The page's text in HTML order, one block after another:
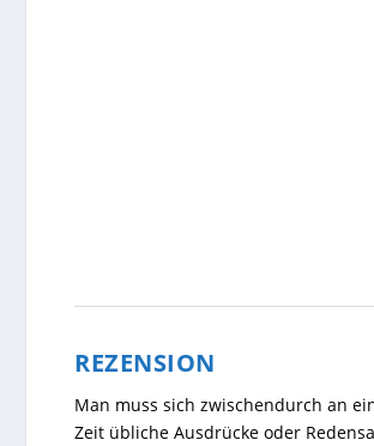
REZENSION
Man muss sich zwischendurch an
Zeit übliche Ausdrücke oder